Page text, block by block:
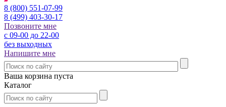
8 (800) 551-07-99
8 (499) 403-30-17
Позвоните мне
с 09-00 до 22-00
без выходных
Напишите мне
Ваша корзина пуста
Каталог